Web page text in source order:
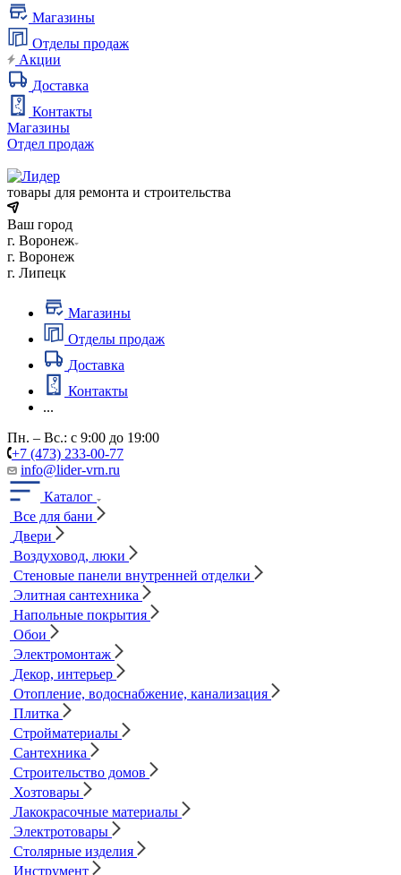
Магазины
Отделы продаж
Акции
Доставка
Контакты
Магазины
Отдел продаж
товары для ремонта и строительства
Ваш город
г. Воронеж
г. Воронеж
г. Липецк
Магазины
Отделы продаж
Доставка
Контакты
...
Пн. – Вс.: с 9:00 до 19:00
+7 (473) 233-00-77
info@lider-vrn.ru
Каталог
Все для бани
Двери
Воздуховод, люки
Стеновые панели внутренней отделки
Элитная сантехника
Напольные покрытия
Обои
Электромонтаж
Декор, интерьер
Отопление, водоснабжение, канализация
Плитка
Стройматериалы
Сантехника
Строительство домов
Хозтовары
Лакокрасочные материалы
Электротовары
Столярные изделия
Инструмент